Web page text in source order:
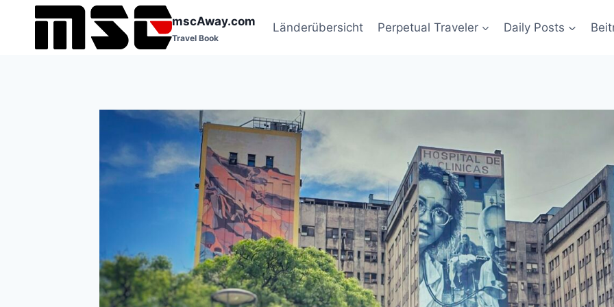
springen
mscAway.com
Travel Book
Länderübersicht Perpetual Traveler Daily Posts